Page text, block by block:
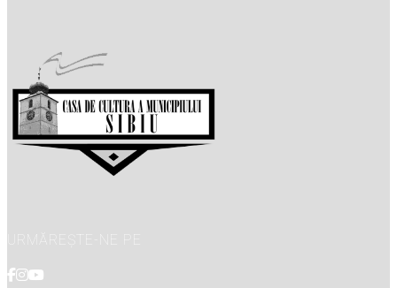
URMĂREȘTE-NE PE